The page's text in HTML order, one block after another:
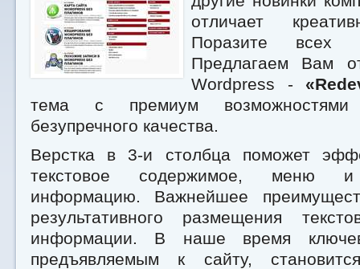
отличает
Поразите всех
Предлагаем Вам
Wordpress -
тема с премиум
безупречного качества.
Верстка в 3-и столбца поможет
текстовое содержимое, меню и
информацию. Важнейшее
результативного размещения
информации. В наше время
предъявляемым к сайту,